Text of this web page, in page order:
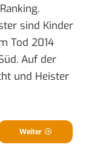
sind Kinder
Tod 2014
Auf der
und Heister
Weiter